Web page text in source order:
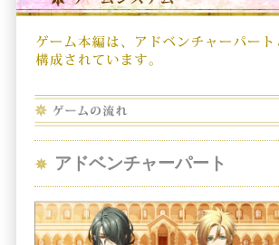
アドベンチャーパート